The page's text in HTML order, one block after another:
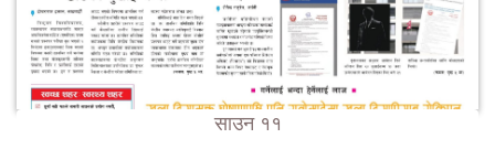
साउन ११